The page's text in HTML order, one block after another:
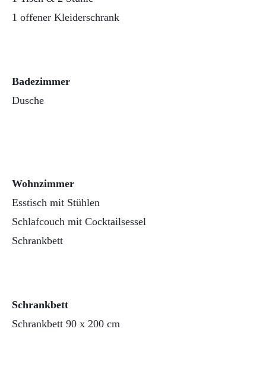
1 offener Kleiderschrank
Badezimmer
Dusche
Wohnzimmer
Esstisch mit Stühlen
Schlafcouch mit Cocktailsessel
Schrankbett
Schrankbett
Schrankbett 90 x 200 cm